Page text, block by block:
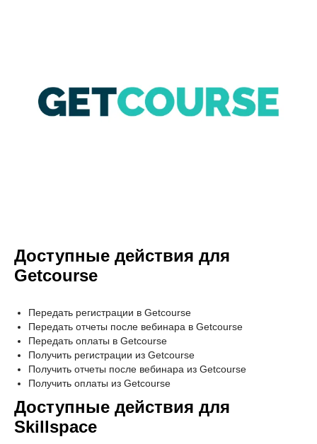
Доступные действия для
Getcourse
Передать регистрации в Getcourse
Передать отчеты после вебинара в Getcourse
Передать оплаты в Getcourse
Получить регистрации из Getcourse
Получить отчеты после вебинара из Getcourse
Получить оплаты из Getcourse
Доступные действия для
Skillspace